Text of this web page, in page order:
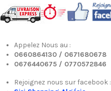
Appelez Nous au :
0660864130 / 0671680678
0676440675 / 0770572846
Rejoignez nous sur facebook :